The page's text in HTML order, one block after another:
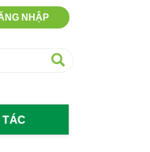
NHẬP
TÁC